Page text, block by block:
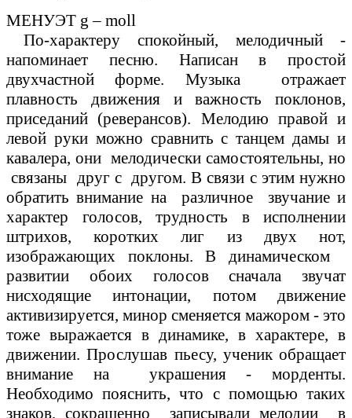
МЕНУЭТ g – moll
По-характеру спокойный, мелодичный -
напоминает песню. Написан в простой
двухчастной форме. Музыка отражает
плавность движения и важность поклонов,
приседаний (реверансов). Мелодию правой и
левой руки можно сравнить с танцем дамы и
кавалера, они мелодически самостоятельны, но
связаны друг с другом. В связи с этим нужно
обратить внимание на различное звучание и
характер голосов, трудность в исполнении
штрихов, коротких лиг из двух нот,
изображающих поклоны. В динамическом
развитии обоих голосов сначала звучат
нисходящие интонации, потом движение
активизируется, минор сменяется мажором - это
тоже выражается в динамике, в характере, в
движении. Прослушав пьесу, ученик обращает
внимание на украшения - морденты.
Необходимо пояснить, что с помощью таких
знаков, сокращенно записывали мелодии в